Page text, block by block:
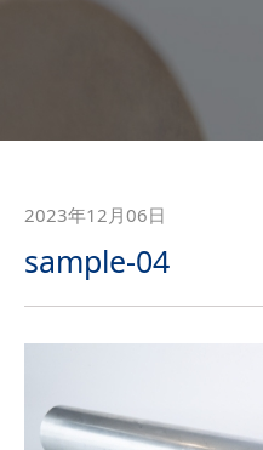
2023年12月06日
sample-04